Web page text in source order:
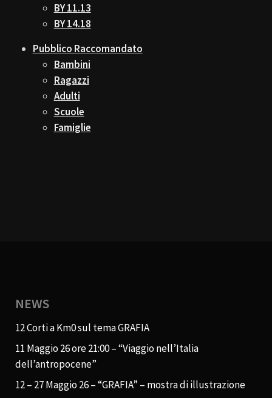
BY 11.13
BY 14.18
Pubblico Raccomandato
Bambini
Ragazzi
Adulti
Scuole
Famiglie
NEWS
12 Corti a Km0 sul tema GRAFIA
11 Maggio 26 ore 21:00 – “Viaggio nell’Italia
dell’antropocene”
12 – 27 Maggio 26 – “GRAFIA” – mostra di illustrazione